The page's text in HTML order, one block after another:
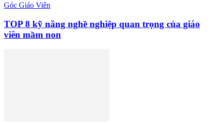
Góc Giáo Viên
TOP 8 kỹ năng nghề nghiệp quan trọng của giáo
viên mầm non